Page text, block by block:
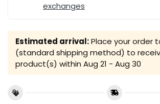
exchanges
Estimated arrival:Place your order
(standard shipping method) to
product(s) within Aug 21 - Aug 30